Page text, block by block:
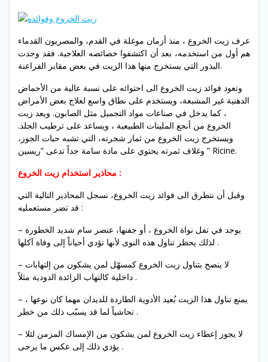
عرف زيت الخروع ، منذ أزمان موغلة في القدم، والمصريون القدماء
هم أول من استخدمه، بعد أن اكتشفوا خصائصه العلاجية. فقد وجدت
البذور التي يستخرج منها هذا الزيت في بعض مقابر الفراعنة.
وتعود فوائد زيت الخروع الى احتوائه على نسبة عالية من الأحماض
الدهنية غير المشبعة، ويستخدم على نطاق واسع لعلاج بعض الأمراض
، كما يدخل في صناعات مواد التجميل مثل الصابون. ويعد زيت
الخروع من أنجع الملينات الطبيعية ، ويساعد على ترطيب الجلد.
ويستخرج زيت الخروع من ثمار شجرته، التي تشبه حبات الجوز،
وغلاف ثمرته يحتوي على مادة سامة جداً تدعى “ريسين ” Ricine.
محاذير استخدام زيت الخروع :
وقبل أن نتطرق الى فوائد زيت الخروع، نسجل المحاذير التالية التي
قد تضر مستعمليه :
– يوجد في تفل نواة الخروع ، أو جفنها، عنصر سام شديد الخطورة
لذلك يحظر تناول هذه النوى لأنها تؤدي أحياناً إلى وفاة آكلها .
– لا ينصح بتناول زيت الخروع كمسهّل لمن يشكون من إلتهابات
داخلية كالتهاب الزائدة الدودية مثلاً .
– يمنع تناول هذا الزيت بُعيد الأدوية الطاردة للديدان مهما كان نوعها ،
تحاشياً لما قد يسبّب ذلك من خطر .
– لا يجوز إعطاء زيت الخروع لمن يشكون من الإمساك المزمن لئلا
يؤدي ذلك إلى عكس ما يرجى .